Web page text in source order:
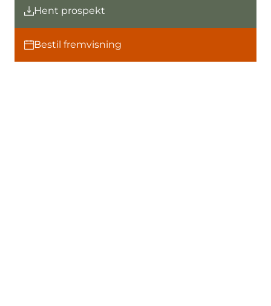
Hent prospekt
Bestil fremvisning